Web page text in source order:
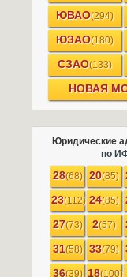
ЮВАО(294)
ЮЗАО(180)
СЗАО(133)
НОВАЯ
Юридические
по
28(68) 20(85)
23(112) 24(85)
27(73) 2(57)
31(58) 33(79)
36(39) 18(100)